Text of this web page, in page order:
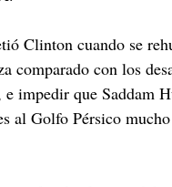
Clinton cuando se
comparado con los
impedir que Saddam
al Golfo Pérsico